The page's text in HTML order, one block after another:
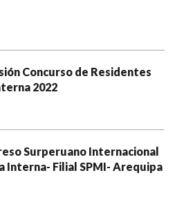
Concurso de Residentes
2022
Surperuano Internacional
Interna- Filial SPMI- Arequipa